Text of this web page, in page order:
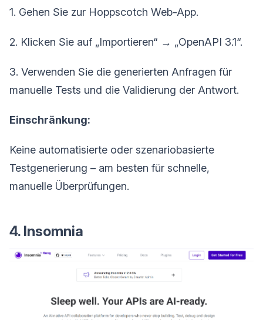
1. Gehen Sie zur Hoppscotch Web-App.
2. Klicken Sie auf „Importieren“ → „OpenAPI 3.1“.
3. Verwenden Sie die generierten Anfragen für
manuelle Tests und die Validierung der Antwort.
Einschränkung:
Keine automatisierte oder szenariobasierte
Testgenerierung – am besten für schnelle,
manuelle Überprüfungen.
4. Insomnia